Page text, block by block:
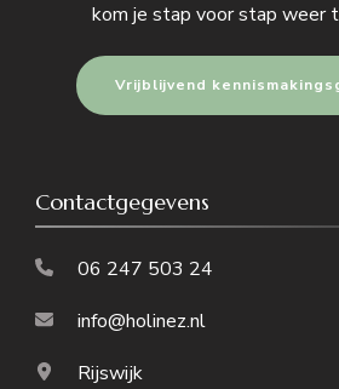
kom je stap voor stap weer
Vrijblijvend
Contactgegevens
06 247 503 24
info@holinez.nl
Rijswijk